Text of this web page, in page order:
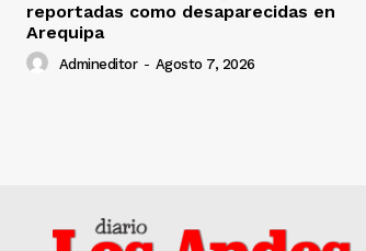
reportadas como desaparecidas en
Arequipa
Admineditor - Agosto 7, 2026